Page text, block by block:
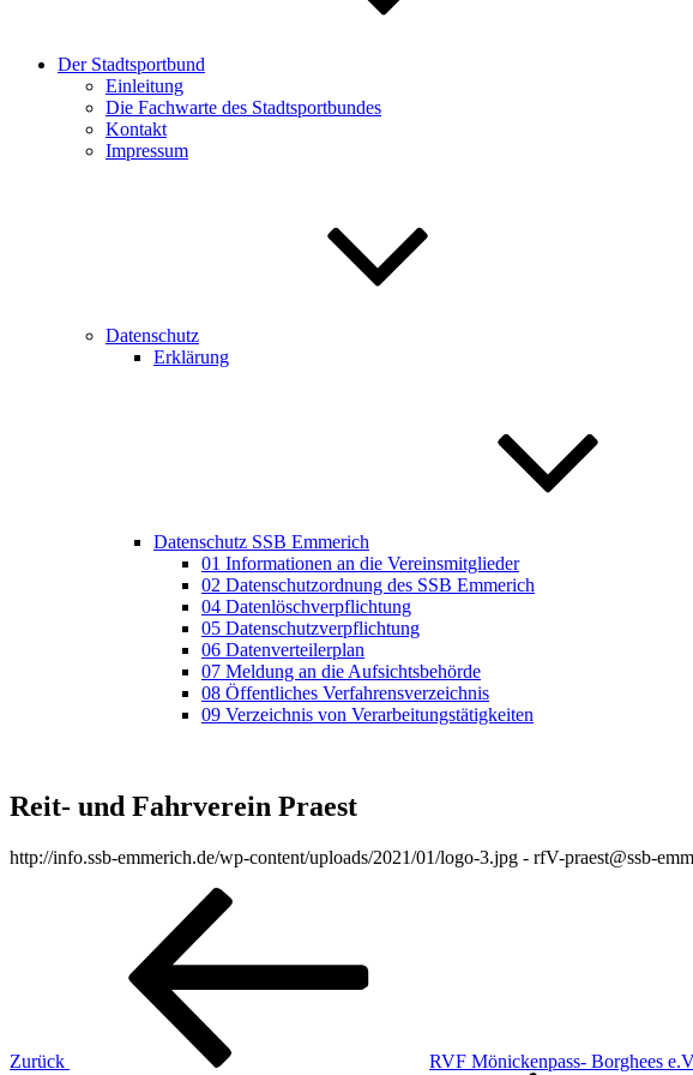
Der Stadtsportbund
Einleitung
Die Fachwarte des Stadtsportbundes
Kontakt
Impressum
Datenschutz
Erklärung
Datenschutz SSB Emmerich
01 Informationen an die Vereinsmitglieder
02 Datenschutzordnung des SSB Emmerich
04 Datenlöschverpflichtung
05 Datenschutzverpflichtung
06 Datenverteilerplan
07 Meldung an die Aufsichtsbehörde
08 Öffentliches Verfahrensverzeichnis
09 Verzeichnis von Verarbeitungstätigkeiten
Reit- und Fahrverein Praest
http://info.ssb-emmerich.de/wp-content/uploads/2021/01/logo-3.jpg - rfV-praest@ssb-
Beitragsnavigation
Zurück
RVF Mönickenpass- Borghees